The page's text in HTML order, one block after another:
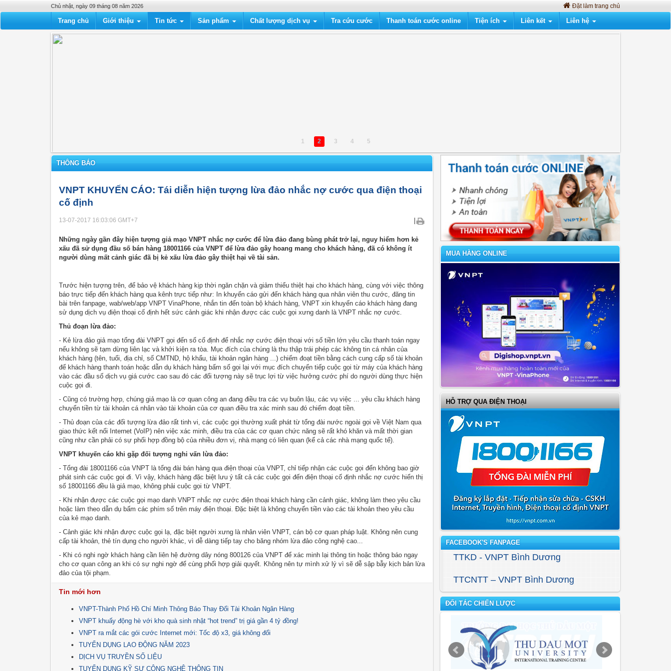
Chủ nhật, ngày 09 tháng 08 năm 2026 Đặt làm trang chủ
Trang chủ Giới thiệu Tin tức Sản phẩm Chất lượng dịch vụ Tra cứu cước Thanh toán cước online Tiện ích Liên kết Liên hệ
1 2 3 4 5
THÔNG BÁO
VNPT KHUYẾN CÁO: Tái diễn hiện tượng lừa đảo nhắc nợ cước qua điện thoại
cố định
13-07-2017 16:03:06 GMT+7
Những ngày gần đây hiện tượng giả mạo VNPT nhắc nợ cước để lừa đảo đang bùng phát trở lại, nguy hiểm hơn kẻ
xấu đã sử dụng đầu số bán hàng 18001166 của VNPT để lừa đảo gây hoang mang cho khách hàng, đã có không ít
người dùng mất cảnh giác đã bị kẻ xấu lừa đảo gây thiệt hại về tài sản.
Trước hiện tượng trên, để bảo vệ khách hàng kịp thời ngăn chặn và giảm thiểu thiệt hại cho khách hàng, cùng với việc thông
báo trực tiếp đến khách hàng qua kênh trực tiếp như: In khuyến cáo gửi đến khách hàng qua nhân viên thu cước, đăng tin
bài trên fanpage, wab/web/app VNPT VinaPhone, nhắn tin đến toàn bộ khách hàng, VNPT xin khuyến cáo khách hàng đang
sử dụng dịch vụ điện thoại cố định hết sức cảnh giác khi nhận được các cuộc gọi xưng danh là VNPT nhắc nợ cước.
Thủ đoạn lừa đảo:
- Kẻ lừa đảo giả mạo tổng đài VNPT gọi đến số cố định để nhắc nợ cước điện thoại với số tiền lớn yêu cầu thanh toán ngay
nếu không sẽ tạm dừng liên lạc và khởi kiện ra tòa. Mục đích của chúng là thu thập trái phép các không tin cá nhân của
khách hàng (tên, tuổi, địa chỉ, số CMTND, hộ khẩu, tài khoản ngân hàng ...) chiếm đoạt tiền bằng cách cung cấp số tài khoản
để khách hàng thanh toán hoặc dẫn dụ khách hàng bấm số gọi lại với mục đích chuyển tiếp cuộc gọi từ máy của khách hàng
vào các đầu số dịch vụ giá cước cao sau đó các đối tượng này sẽ trục lợi từ việc hưởng cước phí do người dùng thực hiện
cuộc gọi đi.
- Cũng có trường hợp, chúng giả mạo là cơ quan công an đang điều tra các vụ buôn lậu, các vụ việc ... yêu cầu khách hàng
chuyển tiền từ tài khoản cá nhân vào tài khoản của cơ quan điều tra xác minh sau đó chiếm đoạt tiền.
- Thủ đoạn của các đối tượng lừa đảo rất tinh vi, các cuộc gọi thường xuất phát từ tổng đài nước ngoài gọi về Việt Nam qua
giao thức kết nối Internet (VoIP) nên việc xác minh, điều tra của các cơ quan chức năng sẽ rất khó khăn và mất thời gian
cũng như cần phải có sự phối hợp đồng bộ của nhiều đơn vị, nhà mạng có liên quan (kể cả các nhà mạng quốc tế).
VNPT khuyến cáo khi gặp đối tượng nghi vấn lừa đảo:
- Tổng đài 18001166 của VNPT là tổng đài bán hàng qua điện thoại của VNPT, chỉ tiếp nhận các cuộc gọi đến không bao giờ
phát sinh các cuộc gọi đi. Vì vậy, khách hàng đặc biệt lưu ý tất cả các cuộc gọi đến điện thoại cố định nhắc nợ cước hiển thị
số 18001166 đều là giả mạo, không phải cuộc gọi từ VNPT.
- Khi nhận được các cuộc gọi mạo danh VNPT nhắc nợ cước điện thoại khách hàng cần cảnh giác, không làm theo yêu cầu
hoặc làm theo dẫn dụ bấm các phím số trên máy điện thoại. Đặc biệt là không chuyển tiền vào các tài khoản theo yêu cầu
của kẻ mạo danh.
- Cảnh giác khi nhận được cuộc gọi lạ, đặc biệt người xưng là nhân viên VNPT, cán bộ cơ quan pháp luật. Không nên cung
cấp tài khoản, thẻ tín dụng cho người khác, vì dễ dàng tiếp tay cho băng nhóm lừa đảo công nghệ cao...
- Khi có nghi ngờ khách hàng cần liên hệ đường dây nóng 800126 của VNPT để xác minh lại thông tin hoặc thông báo ngay
cho cơ quan công an khi có sự nghi ngờ để cùng phối hợp giải quyết. Không nên tự mình xử lý vì sẽ dễ sập bẫy kịch bản lừa
đảo của tội phạm.
Tin mới hơn
VNPT-Thành Phố Hồ Chí Minh Thông Báo Thay Đổi Tài Khoản Ngân Hàng
VNPT khuấy động hè với kho quà sinh nhật “hot trend” trị giá gần 4 tỷ đồng!
VNPT ra mắt các gói cước Internet mới: Tốc độ x3, giá không đổi
TUYỂN DỤNG LAO ĐỘNG NĂM 2023
DỊCH VỤ TRUYỀN SỐ LIỆU
TUYỂN DỤNG KỸ SƯ CÔNG NGHỆ THÔNG TIN
MUA HÀNG ONLINE
HỖ TRỢ QUA ĐIỆN THOẠI
FACEBOOK'S FANPAGE
TTKD - VNPT Bình Dương
TTCNTT – VNPT Bình Dương
ĐỐI TÁC CHIẾN LƯỢC